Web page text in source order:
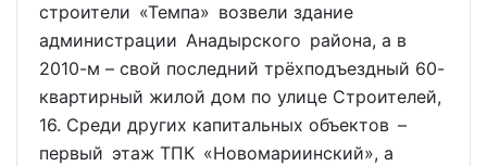
строители «Темпа» возвели здание
администрации Анадырского района, а в
2010-м – свой последний трёхподъездный 60-
квартирный жилой дом по улице Строителей,
16. Среди других капитальных объектов –
первый этаж ТПК «Новомариинский», а